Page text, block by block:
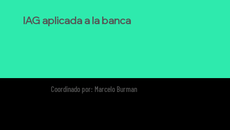
IAG aplicada a la banca
Coordinado por: Marcelo Burman